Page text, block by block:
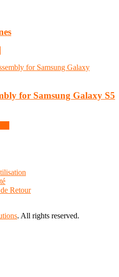
for Samsung Galaxy S5
Retour
. All rights reserved.